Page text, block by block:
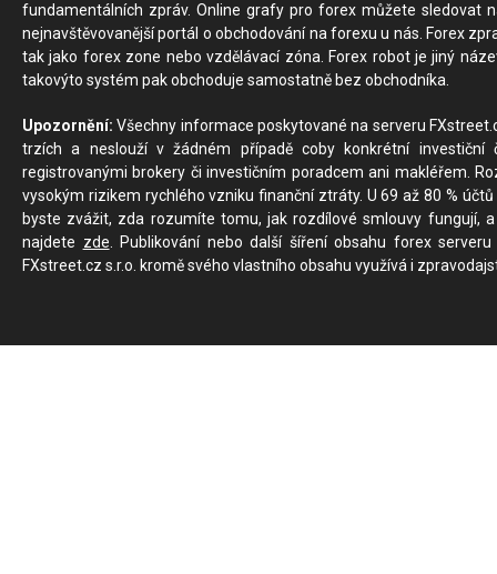
fundamentálních zpráv. Online grafy pro forex můžete sledovat
nejnavštěvovanější portál o obchodování na forexu u nás. Forex
tak jako forex zone nebo vzdělávací zóna. Forex robot je jiný
takovýto systém pak obchoduje samostatně bez obchodníka.
Upozornění: Všechny informace poskytované na serveru
trzích a neslouží v žádném případě coby konkrétní investiční
registrovanými brokery či investičním poradcem ani makléřem.
vysokým rizikem rychlého vzniku finanční ztráty. U 69 až 80 %
byste zvážit, zda rozumíte tomu, jak rozdílové smlouvy fungují,
najdete zde. Publikování nebo další šíření obsahu forex
FXstreet.cz s.r.o. kromě svého vlastního obsahu využívá i